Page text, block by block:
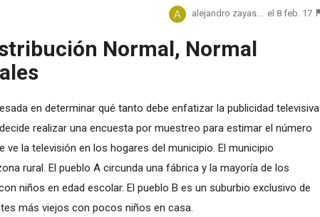
alejandro zayas... el 8 feb. 17
Normal, Normal
en determinar qué tanto debe enfatizar la publicidad televisiva
realizar una encuesta por muestreo para estimar el número
la televisión en los hogares del municipio. El municipio
rural. El pueblo A circunda una fábrica y la mayoría de los
niños en edad escolar. El pueblo B es un suburbio exclusivo de
más viejos con pocos niños en casa.